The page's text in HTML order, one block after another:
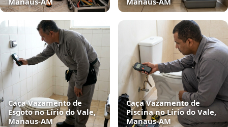
Caça Vazamento de
Esgoto no Lírio do Vale,
Manaus‑AM
Caça Vazamento de
Piscina no Lírio do Vale,
Manaus‑AM